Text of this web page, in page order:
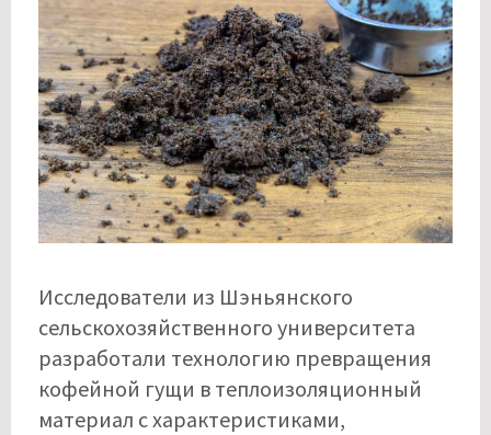
Исследователи из Шэньянского
сельскохозяйственного университета
разработали технологию превращения
кофейной гущи в теплоизоляционный
материал с характеристиками,